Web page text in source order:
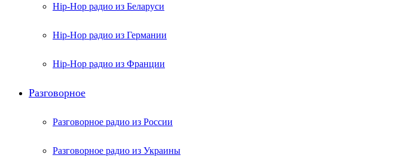
Hip-Hop радио из Беларуси
Hip-Hop радио из Германии
Hip-Hop радио из Франции
Разговорное
Разговорное радио из России
Разговорное радио из Украины